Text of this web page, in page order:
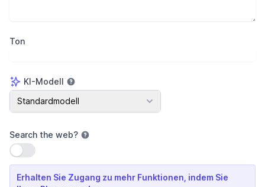
Ton
KI-Modell
KI-Modell
Standardmodell
Search the web?
Einstellung verwenden
Erhalten Sie Zugang zu mehr Funktionen, indem Sie